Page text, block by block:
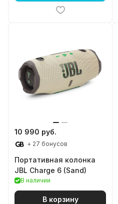
10 990 руб.
+ 27 бонусов
Портативная колонка
JBL Charge 6 (Sand)
В наличии
В корзину